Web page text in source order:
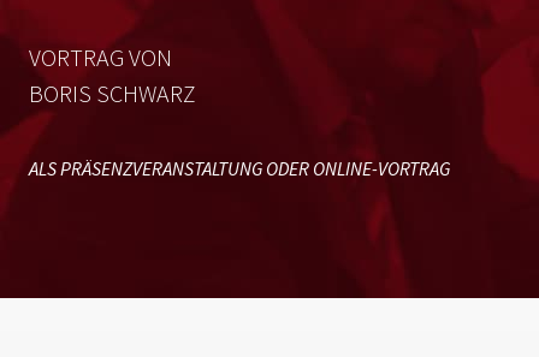
VORTRAG VON
BORIS SCHWARZ
ALS PRÄSENZVERANSTALTUNG ODER ONLINE-VORTRAG